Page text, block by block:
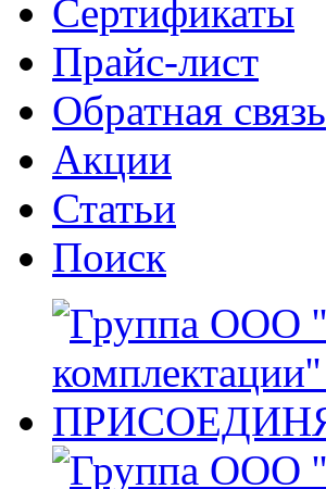
Сертификаты
Прайс-лист
Обратная связь
Акции
Статьи
Поиск